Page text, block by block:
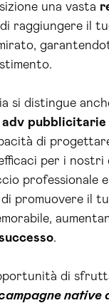
una vasta
raggiungere il
si distingue
adv pubblicitarie
di
per i nostri
professionale
promuovere il
.
di
native